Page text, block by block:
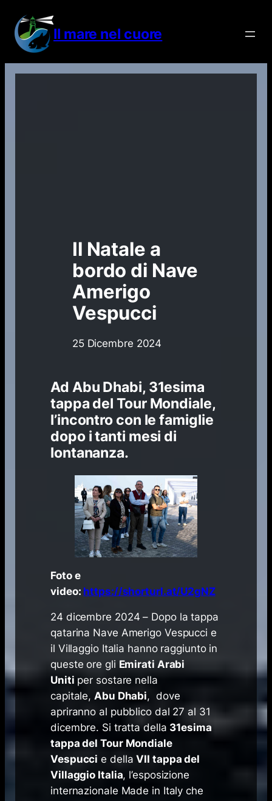
contenuto
Il mare nel cuore
Il Natale a
bordo di Nave
Amerigo
Vespucci
25 Dicembre 2024
Ad Abu Dhabi, 31esima
tappa del Tour Mondiale,
l’incontro con le famiglie
dopo i tanti mesi di
lontananza.
Foto e
video: https://shorturl.at/U2gNZ
24 dicembre 2024 – Dopo la tappa
qatarina Nave Amerigo Vespucci e
il Villaggio Italia hanno raggiunto in
queste ore gli Emirati Arabi
Uniti per sostare nella
capitale,Abu Dhabi, dove
apriranno al pubblico dal 27 al 31
dicembre. Si tratta della 31esima
tappa del Tour Mondiale
Vespucci e dellaVII tappa del
Villaggio Italia, l’esposizione
internazionale Made in Italy che